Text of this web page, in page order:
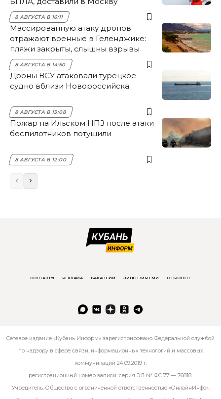
8 АВГУСТА В 16:11
Массированную атаку дронов
отражают военные в Геленджике:
пляжи закрыты, слышны взрывы
8 АВГУСТА В 14:50
Дроны ВСУ атаковали турецкое
судно вблизи Новороссийска
8 АВГУСТА В 13:08
Пожар на Ильском НПЗ после атаки
беспилотников потушили
8 АВГУСТА В 12:00
КОНТАКТЫ РЕКЛАМА ВАКАНСИИ ЛИЦЕНЗИЯ СМИ О ПРОЕКТЕ
Сетевое издание «Кубань Информ» зарегистрировано Федеральной службой
по надзору в сфере связи, информационных технологий и массовых
коммуникаций 24.09.2019 г.
регистрационный номер записи: серия ЭЛ № ФС 77 — 76818.
Учредитель: Общество с ограниченной ответственностью «ОнлайнИнфо».